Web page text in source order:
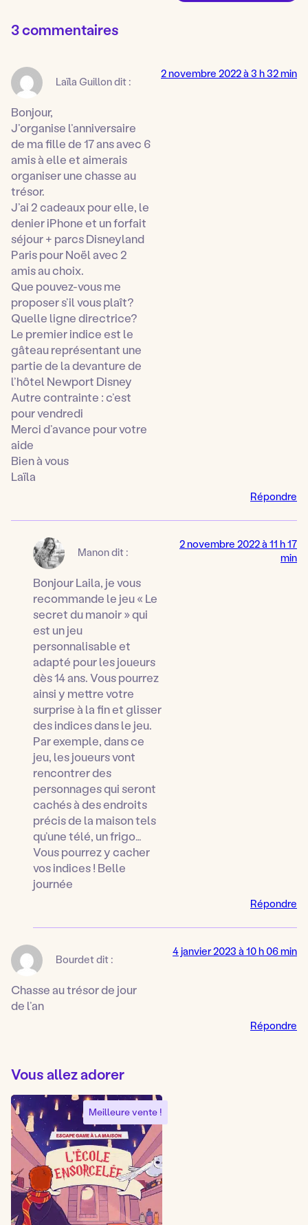
3 commentaires
Laïla Guillondit :
2 novembre 2022 à 3 h 32 min
Bonjour,
J’organise l’anniversaire
de ma fille de 17 ans avec 6
amis à elle et aimerais
organiser une chasse au
trésor.
J’ai 2 cadeaux pour elle, le
denier iPhone et un forfait
séjour + parcs Disneyland
Paris pour Noël avec 2
amis au choix.
Que pouvez-vous me
proposer s’il vous plaît?
Quelle ligne directrice?
Le premier indice est le
gâteau représentant une
partie de la devanture de
l’hôtel Newport Disney
Autre contrainte : c’est
pour vendredi
Merci d’avance pour votre
aide
Bien à vous
Laïla
Répondre
Manondit :
2 novembre 2022 à 11 h 17
min
Bonjour Laila, je vous
recommande le jeu « Le
secret du manoir » qui
est un jeu
personnalisable et
adapté pour les joueurs
dès 14 ans. Vous pourrez
ainsi y mettre votre
surprise à la fin et glisser
des indices dans le jeu.
Par exemple, dans ce
jeu, les joueurs vont
rencontrer des
personnages qui seront
cachés à des endroits
précis de la maison tels
qu’une télé, un frigo…
Vous pourrez y cacher
vos indices ! Belle
journée
Répondre
Bourdetdit :
4 janvier 2023 à 10 h 06 min
Chasse au trésor de jour
de l’an
Répondre
Vous allez adorer
Meilleure vente !